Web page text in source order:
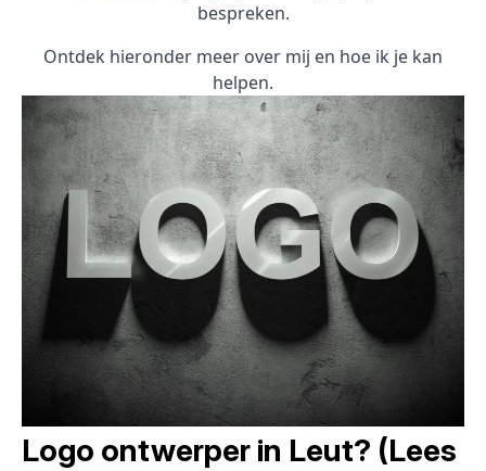
bespreken.
Ontdek hieronder meer over mij en hoe ik je kan
helpen.
Logo ontwerper in Leut? (Lees